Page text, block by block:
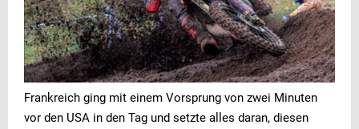
Frankreich ging mit einem Vorsprung von zwei Minuten
vor den USA in den Tag und setzte alles daran, diesen